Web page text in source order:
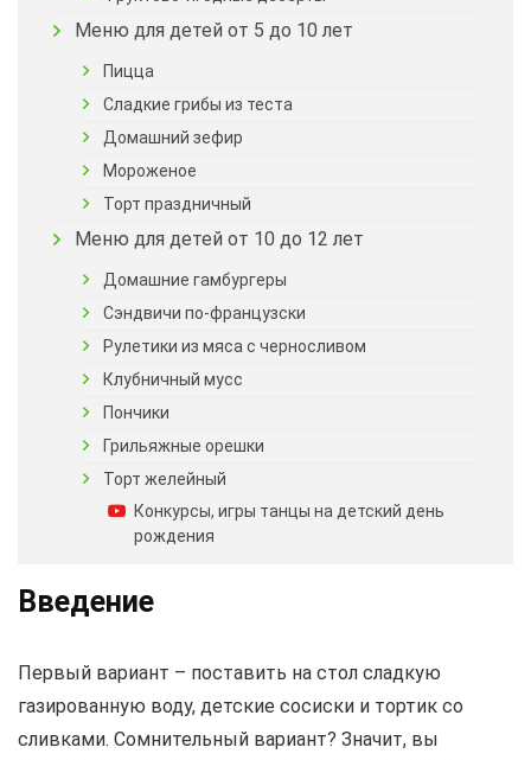
Меню для детей от 5 до 10 лет
Пицца
Сладкие грибы из теста
Домашний зефир
Мороженое
Торт праздничный
Меню для детей от 10 до 12 лет
Домашние гамбургеры
Сэндвичи по-французски
Рулетики из мяса с черносливом
Клубничный мусс
Пончики
Грильяжные орешки
Торт желейный
Конкурсы, игры танцы на детский день
рождения
Введение
Первый вариант – поставить на стол сладкую
газированную воду, детские сосиски и тортик со
сливками. Сомнительный вариант? Значит, вы